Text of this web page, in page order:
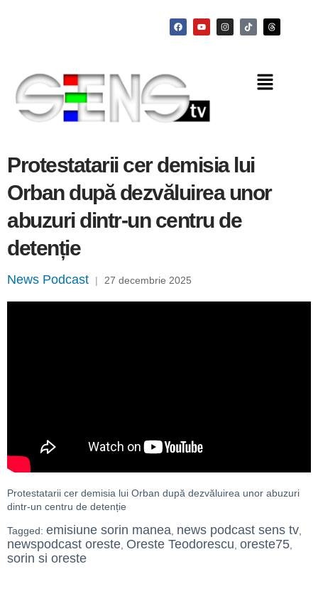
Protestatarii cer demisia lui
Orban după dezvăluirea unor
abuzuri dintr-un centru de
detenție
News Podcast | 27 decembrie 2025
Protestatarii cer demisia lui Orban după dezvăluirea unor abuzuri
dintr-un centru de detenție
Tagged: emisiune sorin manea news podcast sens tv
newspodcast oreste Oreste Teodorescu oreste75
sorin si oreste